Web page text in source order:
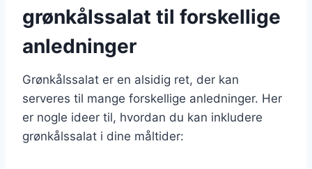
grønkålssalat til forskellige
anledninger
Grønkålssalat er en alsidig ret, der kan
serveres til mange forskellige anledninger. Her
er nogle ideer til, hvordan du kan inkludere
grønkålssalat i dine måltider: